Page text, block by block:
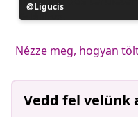
Bejegyzés
közzétevője
Ligucis
Nézze meg, hogyan
Vedd fel velünk